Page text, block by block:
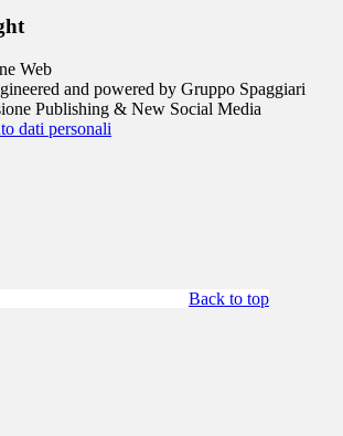
and powered by Gruppo Spaggiari
Publishing & New Social Media
dati personali
Back to top